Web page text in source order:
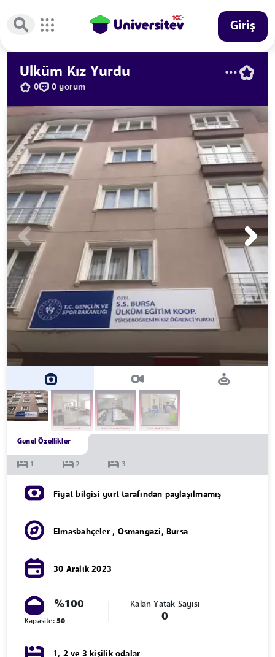
Giriş
Ülküm Kız Yurdu
0 0 yorum
Genel Özellikler
Fiyat bilgisi yurt tarafından paylaşılmamış
Elmasbahçeler , Osmangazi , Bursa
30 Aralık 2023
%100
Kapasite: 50
Kalan Yatak Sayısı
0
1, 2 ve 3 kişilik odalar